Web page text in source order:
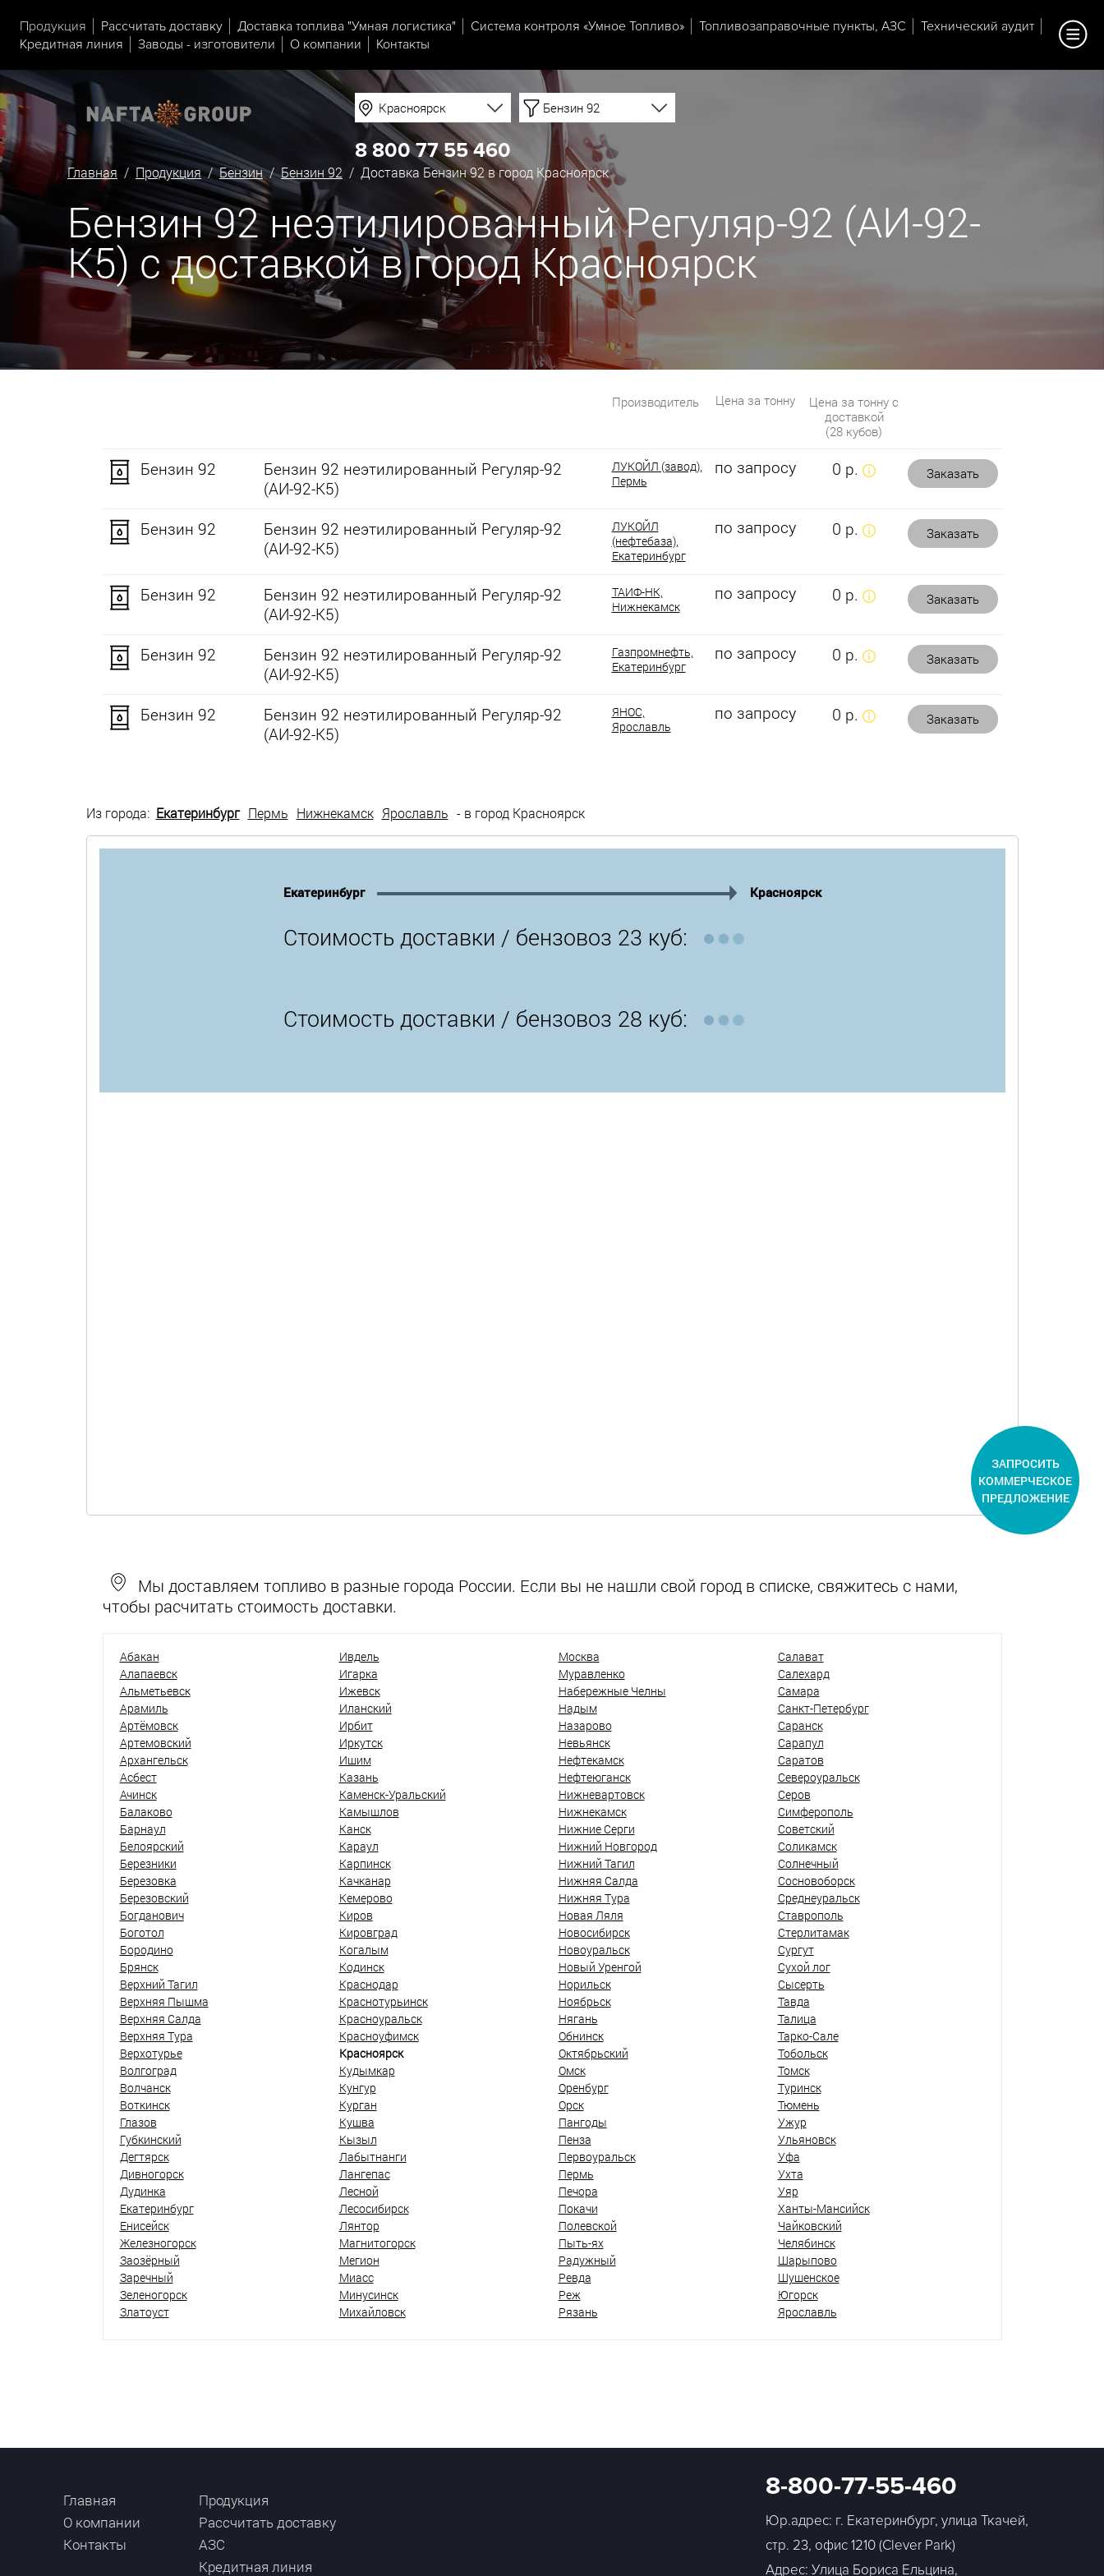
Продукция Рассчитать доставку Доставка топлива "Умная логистика" Система контроля «Умное Топливо» Топливозаправочные пункты, АЗС
Технический аудит
Кредитная линия
Заводы - изготовители О компании Контакты
Красноярск Бензин 92
8 800 77 55 460
Главная / Продукция/Бензин/Бензин 92 / Доставка Бензин 92 в город Красноярск
Бензин 92 неэтилированный Регуляр-92 (АИ-92-
К5) с доставкой в город Красноярск
Производитель Цена за тонну
Цена за тонну с
доставкой
(28 кубов)
Бензин 92
Бензин 92 неэтилированный Регуляр-92
(АИ-92-К5)
ЛУКОЙЛ (завод),
Пермь
по запросу 0 р. Заказать
Бензин 92
Бензин 92 неэтилированный Регуляр-92
(АИ-92-К5)
ЛУКОЙЛ
(нефтебаза),
Екатеринбург
по запросу 0 р. Заказать
Бензин 92
Бензин 92 неэтилированный Регуляр-92
(АИ-92-К5)
ТАИФ-НК,
Нижнекамск
по запросу 0 р. Заказать
Бензин 92
Бензин 92 неэтилированный Регуляр-92
(АИ-92-К5)
Газпромнефть,
Екатеринбург
по запросу 0 р. Заказать
Бензин 92
Бензин 92 неэтилированный Регуляр-92
(АИ-92-К5)
ЯНОС,
Ярославль
по запросу 0 р. Заказать
Из города: Екатеринбург Пермь Нижнекамск Ярославль - в город Красноярск
Екатеринбург Красноярск
Стоимость доставки / бензовоз 23 куб:
Стоимость доставки / бензовоз 28 куб:
Мы доставляем топливо в разные города России. Если вы не нашли свой город в списке, свяжитесь с нами,
чтобы расчитать стоимость доставки.
Абакан
Алапаевск
Альметьевск
Арамиль
Артёмовск
Артемовский
Архангельск
Асбест
Ачинск
Балаково
Барнаул
Белоярский
Березники
Березовка
Березовский
Богданович
Боготол
Бородино
Брянск
Верхний Тагил
Верхняя Пышма
Верхняя Салда
Верхняя Тура
Верхотурье
Волгоград
Волчанск
Воткинск
Глазов
Губкинский
Дегтярск
Дивногорск
Дудинка
Екатеринбург
Енисейск
Железногорск
Заозёрный
Заречный
Зеленогорск
Златоуст
Ивдель
Игарка
Ижевск
Иланский
Ирбит
Иркутск
Ишим
Казань
Каменск-Уральский
Камышлов
Канск
Караул
Карпинск
Качканар
Кемерово
Киров
Кировград
Когалым
Кодинск
Краснодар
Краснотурьинск
Красноуральск
Красноуфимск
Красноярск
Кудымкар
Кунгур
Курган
Кушва
Кызыл
Лабытнанги
Лангепас
Лесной
Лесосибирск
Лянтор
Магнитогорск
Мегион
Миасс
Минусинск
Михайловск
Москва
Муравленко
Набережные Челны
Надым
Назарово
Невьянск
Нефтекамск
Нефтеюганск
Нижневартовск
Нижнекамск
Нижние Серги
Нижний Новгород
Нижний Тагил
Нижняя Салда
Нижняя Тура
Новая Ляля
Новосибирск
Новоуральск
Новый Уренгой
Норильск
Ноябрьск
Нягань
Обнинск
Октябрьский
Омск
Оренбург
Орск
Пангоды
Пенза
Первоуральск
Пермь
Печора
Покачи
Полевской
Пыть-ях
Радужный
Ревда
Реж
Рязань
Салават
Салехард
Самара
Санкт-Петербург
Саранск
Сарапул
Саратов
Североуральск
Серов
Симферополь
Советский
Соликамск
Солнечный
Сосновоборск
Среднеуральск
Ставрополь
Стерлитамак
Сургут
Сухой лог
Сысерть
Тавда
Талица
Тарко-Сале
Тобольск
Томск
Туринск
Тюмень
Ужур
Ульяновск
Уфа
Ухта
Уяр
Ханты-Мансийск
Чайковский
Челябинск
Шарыпово
Шушенское
Югорск
Ярославль
Главная
О компании
Контакты
Продукция
Рассчитать доставку
АЗС
Кредитная линия
8-800-77-55-460
Юр.адрес: г. Екатеринбург, улица Ткачей,
стр. 23, офис 1210 (Clever Park)
Адрес: Улица Бориса Ельцина,
ЗАПРОСИТЬ
КОММЕРЧЕСКОЕ
ПРЕДЛОЖЕНИЕ